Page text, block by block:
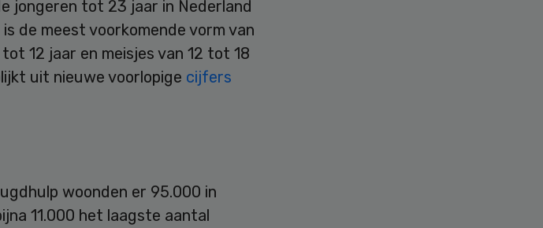
jongeren tot 23 jaar in Nederland
de meest voorkomende vorm van
12 jaar en meisjes van 12 tot 18
uit nieuwe voorlopige cijfers
woonden er 95.000 in
11.000 het laagste aantal